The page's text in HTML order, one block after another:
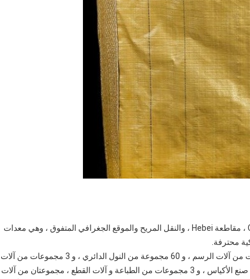
تقع شركة JUNXI في المنطقة الصناعية الجميلة لمدينة Cangzhou ، مقاطعة Hebei ، والنقل المريح والموقع الجغرافي المتفوق ، وهي معدات
محترفة.
تعمل الشركة في إنتاج منتجات الحياكة البلاستيكية ، مع 5 مجموعات من آلات الرسم ، و 60 مجموعة من النول الدائري ، و 3 مجموعات من آلات
التصفيح ، و 3 مجموعات من آلات التقطيع ، و 3 مجموعات من آلات صنع الأكياس ، و 3 مجموعات من الطباعة و آلات القطع ، مجموعتان من آلات